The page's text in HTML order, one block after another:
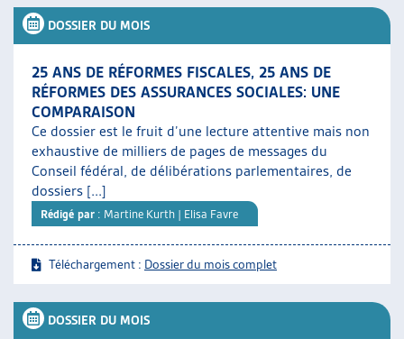
DOSSIER DU MOIS
25 ANS DE RÉFORMES FISCALES, 25 ANS DE
RÉFORMES DES ASSURANCES SOCIALES: UNE
COMPARAISON
Ce dossier est le fruit d’une lecture attentive mais non
exhaustive de milliers de pages de messages du
Conseil fédéral, de délibérations parlementaires, de
dossiers [...]
Rédigé par : Martine Kurth | Elisa Favre
Téléchargement : Dossier du mois complet
DOSSIER DU MOIS